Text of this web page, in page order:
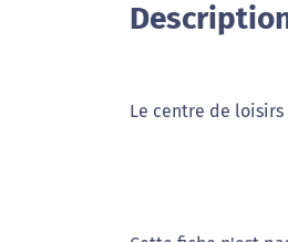
Le centre de loisirs